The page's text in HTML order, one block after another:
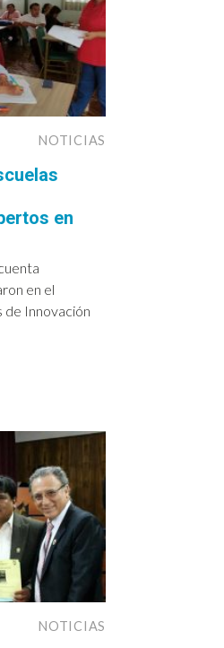
NOTICIAS
en
en el
Innovación
NOTICIAS